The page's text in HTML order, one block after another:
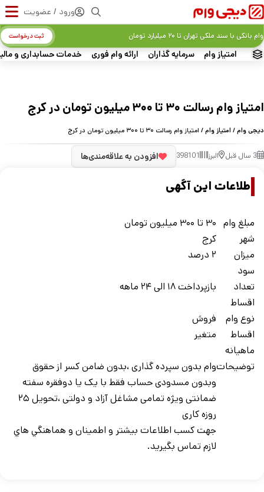
ورود / عضویت
امتیاز وام سرمایه گذاران ارائه وام فوری خدمات حسابداری و
وام بانکی با سند ملکی تهران تا ۲۰ میلیارد تومان ثبت درخواست
امتیاز وام رسالت ۳۰ تا ۳۰۰ میلیون تومان در کرج
دیجی وام/ امتیاز وام/ امتیاز وام رسالت ۳۰ تا ۳۰۰ میلیون تومان در کرج
3 سال قبل البرز 398101 افزودن به علاقه‌مندی‌ها
اطلاعات این آگهی
مبلغ وام ۳۰ تا ۳۰۰ میلیون تومان
شهر
کرج
ميزان
سود
۲ درصد
تعداد
اقساط
بازپرداخت ۱۸ الی ۲۴ ماهه
نوع وام
فروش
اقساط
ماهيانه
متغیر
توضيحاتوام بدون سپرده گذاری ،بدون ضامن کسر از حقوق
وبدون مسدودی حساب فقط با یک یا دوفقره سفته
ضمانتی ویژه تمامی مشاغل آزاد و دولتی ،تحویل ۲۵
روزه کاری
جهت کسب اطلاعات بيشتر و اطمينان و هماهنگي هاي
لازم تماس بگيريد.